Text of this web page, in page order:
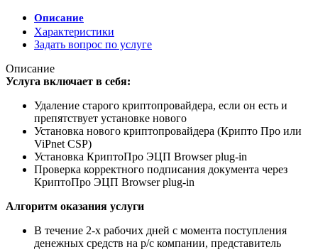
Описание
Характеристики
Задать вопрос по услуге
Описание
Услуга включает в себя:
Удаление старого криптопровайдера, если он есть и
препятствует установке нового
Установка нового криптопровайдера (Крипто Про или
ViPnet CSP)
Установка КриптоПро ЭЦП Browser plug-in
Проверка корректного подписания документа через
КриптоПро ЭЦП Browser plug-in
Алгоритм оказания услуги
В течение 2-х рабочих дней с момента поступления
денежных средств на р/с компании, представитель